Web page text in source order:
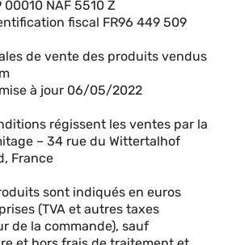
NAF 5510 Z
fiscal FR96 449 509
de vente des produits vendus
à jour 06/05/2022
régissent les ventes par la
– 34 rue du Wittertalhof
France
sont indiqués en euros
(TVA et autres taxes
de la commande), sauf